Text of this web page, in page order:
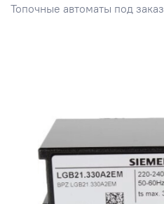
Топочные автоматы под заказ